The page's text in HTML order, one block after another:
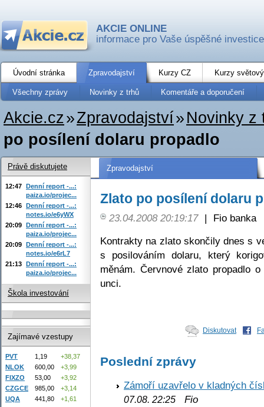
AKCIE ONLINE
informace pro Vaše úspěšné investice
Úvodní stránka Zpravodajství Kurzy CZ Kurzy
Všechny zprávy Novinky z trhů Komentáře a doporučení
Akcie.cz»Zpravodajství» Novinky z
po posílení dolaru propadlo
Zpravodajství
Zlato po posílení dolaru
23.04.2008 20:19:17 |
Fio banka
Kontrakty na zlato skončily dnes s
s posilováním dolaru, který
měnám. Červnové zlato propadlo
unci.
Diskutovat
Poslední zprávy
Zámoří uzavřelo v kladných
07.08. 22:25 Fio
Právě diskutujete
12:47 Denní report -...:
paiza.io/projec...
12:46 Denní report -...:
notes.io/e6yWX
20:09 Denní report -...:
paiza.io/projec...
20:09 Denní report -...:
notes.io/e6rL7
21:13 Denní report -...:
paiza.io/projec...
Škola investování
Zajímavé vzestupy
PVT 1,19
+38,37
NLOK
600,00
+3,99
FIXZO
53,00
+3,92
CZGCE
985,00
+3,14
UQA
441,80 +1,61